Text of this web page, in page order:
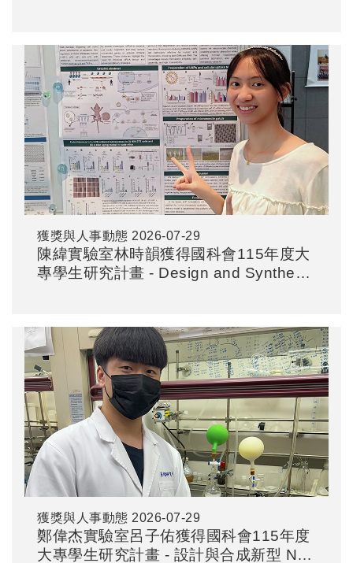
獲獎與人事動態 2026-07-29
陳緯實驗室林時韻獲得國科會115年度大
專學生研究計畫 - Design and Synthesis
獲獎與人事動態 2026-07-29
鄭偉杰實驗室呂子佑獲得國科會115年度
大專學生研究計畫 - 設計與合成新型 N-